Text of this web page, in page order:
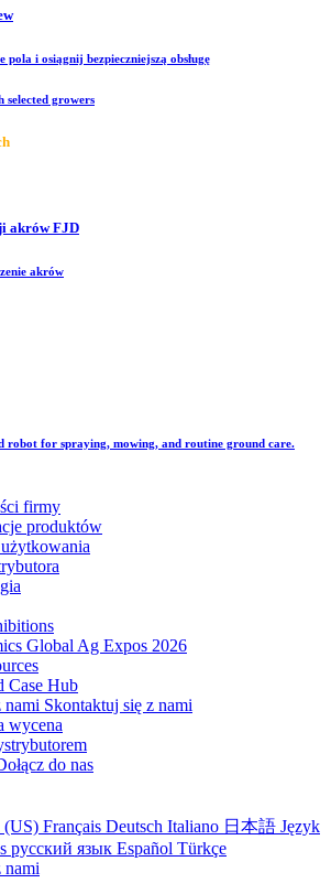
i osiągnij bezpieczniejszą obsługę
selected growers
akrów FJD
akrów
robot for spraying, mowing, and routine ground care.
firmy
produktów
Global Ag Expos 2026
Case Hub
nami Skontaktuj się z nami
wycena
do nas
(US) Français Deutsch Italiano 日本語 Język
русский язык Español Türkçe
nami